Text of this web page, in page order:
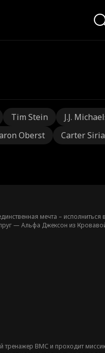
Tim Stein J.J.
Oberst Carter
мечта –
— Альфа Джексон из
тренажер ВМС и проходит